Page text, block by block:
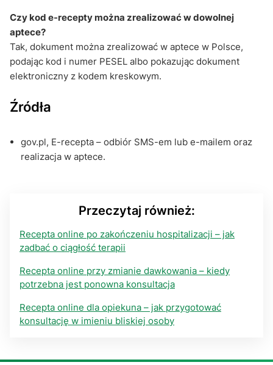
Czy kod e-recepty można zrealizować w dowolnej
aptece?
Tak, dokument można zrealizować w aptece w Polsce,
podając kod i numer PESEL albo pokazując dokument
elektroniczny z kodem kreskowym.
Źródła
gov.pl, E-recepta – odbiór SMS-em lub e-mailem oraz
realizacja w aptece.
Przeczytaj również:
Recepta online po zakończeniu hospitalizacji – jak
zadbać o ciągłość terapii
Recepta online przy zmianie dawkowania – kiedy
potrzebna jest ponowna konsultacja
Recepta online dla opiekuna – jak przygotować
konsultację w imieniu bliskiej osoby